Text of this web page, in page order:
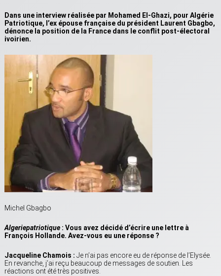
Dans une interview réalisée par Mohamed El-Ghazi, pour Algérie
Patriotique, l’ex épouse française du président Laurent Gbagbo,
dénonce la position de la France dans le conflit post-électoral
ivoirien.
Michel Gbagbo
Algeriepatriotique : Vous avez décidé d’écrire une lettre à
François Hollande. Avez-vous eu une réponse ?
Jacqueline Chamois : Je n’ai pas encore eu de réponse de l’Elysée.
En revanche, j’ai reçu beaucoup de messages de soutien. Les
réactions ont été très positives.